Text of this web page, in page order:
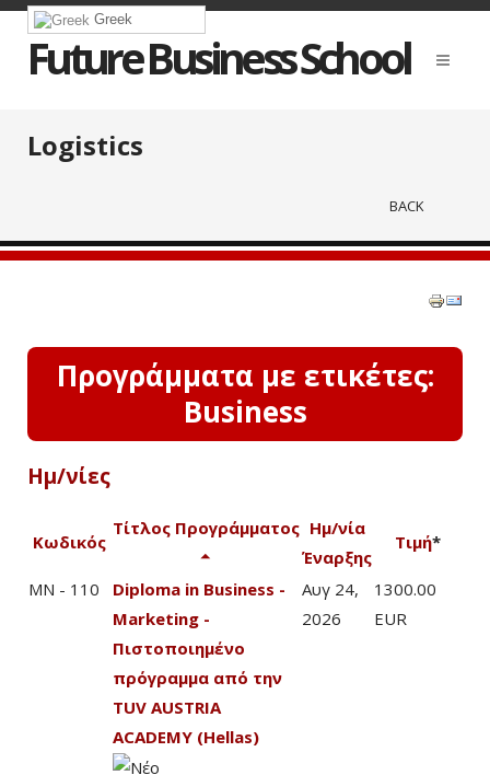
Greek
Future Business School
Logistics
BACK
Προγράμματα με ετικέτες:
Business
Ημ/νίες
Κωδικός
Τίτλος Προγράμματος Ημ/νία
Έναρξης
Τιμή*
MN - 110
Diploma in Business -
Marketing -
Πιστοποιημένο
πρόγραμμα από την
TUV AUSTRIA
ACADEMY (Hellas)
Αυγ 24,
2026
1300.00
EUR